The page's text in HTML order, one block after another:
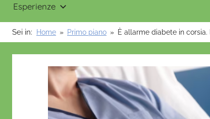
Esperienze
Sei in: Home Primo piano È allarme diabete in